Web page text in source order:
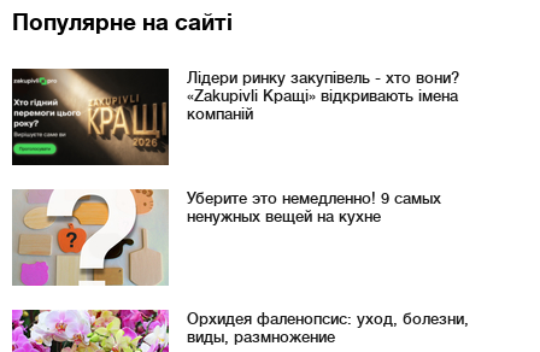
Популярне на сайті
Лідери ринку закупівель - хто вони?
«Zakupivli Кращі» відкривають імена
компаній
Уберите это немедленно! 9 самых
ненужных вещей на кухне
Орхидея фаленопсис: уход, болезни,
виды, размножение